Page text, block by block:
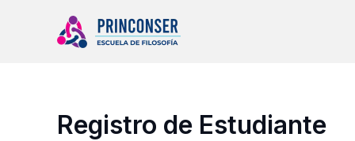
contenido
Registro de Estudiante